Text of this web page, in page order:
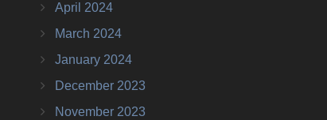
April 2024
March 2024
January 2024
December 2023
November 2023